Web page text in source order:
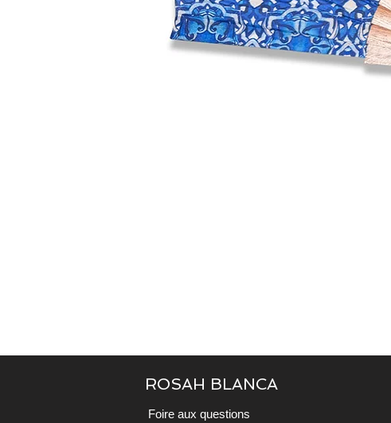
ROSAH BLANCA
Foire aux questions